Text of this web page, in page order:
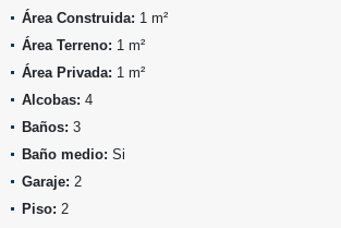
Área Construida: 1 m²
Área Terreno: 1 m²
Área Privada: 1 m²
Alcobas: 4
Baños: 3
Baño medio: Si
Garaje: 2
Piso: 2